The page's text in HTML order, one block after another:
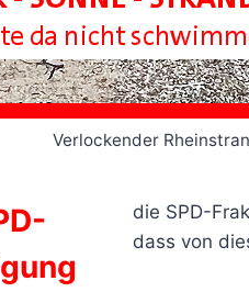
Verlockender
die SPD-
dass von